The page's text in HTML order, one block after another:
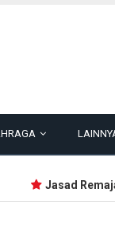
Jasad Remaja